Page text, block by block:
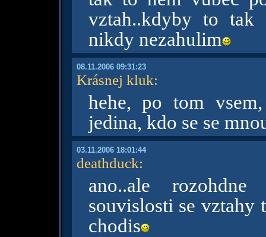
vztah..kdyby to
nikdy nezahulim
08.11.2006 09:31:23
Krásnej kluk:
hehe, po tom
jedina, kdo se se
03.11.2006 18:01:44
deathduck:
ano..ale
souvislosti se vztahy
chodis